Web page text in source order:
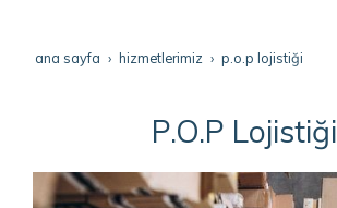
ana sayfa hizmetlerimiz p.o.p lojistiği
P.O.P Lojistiği